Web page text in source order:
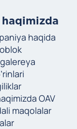
haqimizda
haqida
OAV
maqolalar